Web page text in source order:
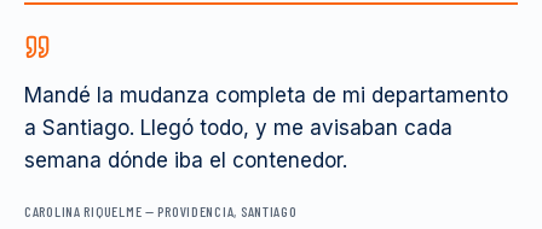
Mandé la mudanza completa de mi departamento
a Santiago. Llegó todo, y me avisaban cada
semana dónde iba el contenedor.
CAROLINA RIQUELME —PROVIDENCIA, SANTIAGO